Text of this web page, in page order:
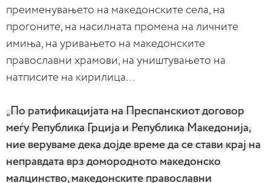
преименувањето на македонските села, на
прогоните, на насилната промена на личните
имиња, на уривањето на македонските
православни храмови, на уништувањето на
натписите на кирилица…
„По ратификацијата на Преспанскиот договор
меѓу Република Грција и Република Македонија,
ние веруваме дека дојде време да се стави крај на
неправдата врз домородното македонско
малцинство, македонските православни